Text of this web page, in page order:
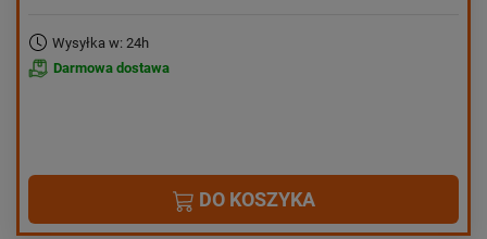
Wysyłka w: 24h
Darmowa dostawa
DO KOSZYKA